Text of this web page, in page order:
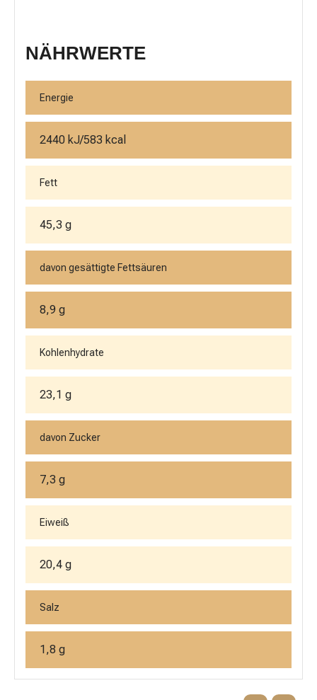
NÄHRWERTE
Energie
2440 kJ/583 kcal
Fett
45,3 g
davon gesättigte Fettsäuren
8,9 g
Kohlenhydrate
23,1 g
davon Zucker
7,3 g
Eiweiß
20,4 g
Salz
1,8 g